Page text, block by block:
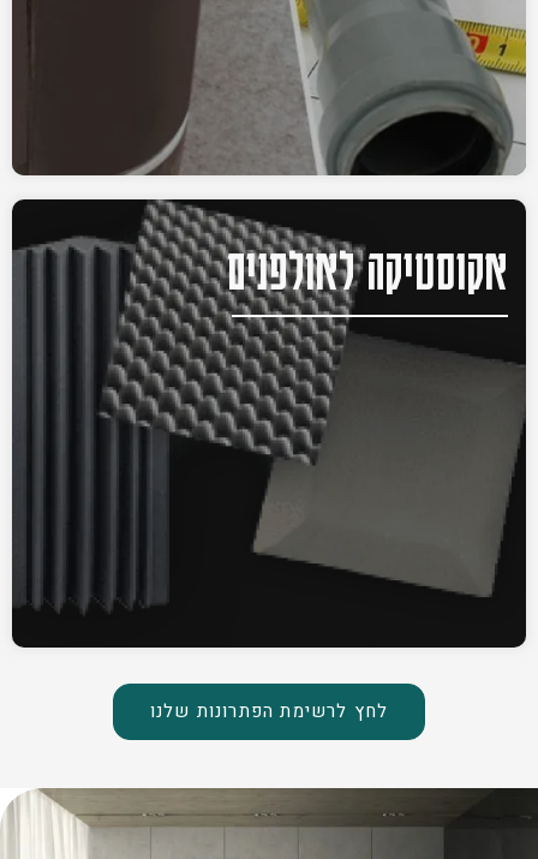
אקוסטיקה לאולפנים
לחץ לרשימת הפתרונות שלנו